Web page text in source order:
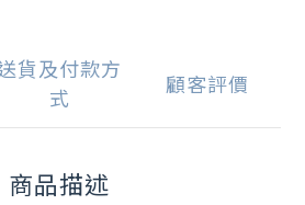
貨及付款方
式
顧客評價
商品描述